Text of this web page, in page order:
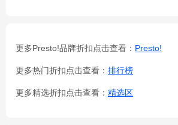
更多Presto!品牌折扣点击查看： Presto!
更多热门折扣点击查看： 排行榜
更多精选折扣点击查看： 精选区